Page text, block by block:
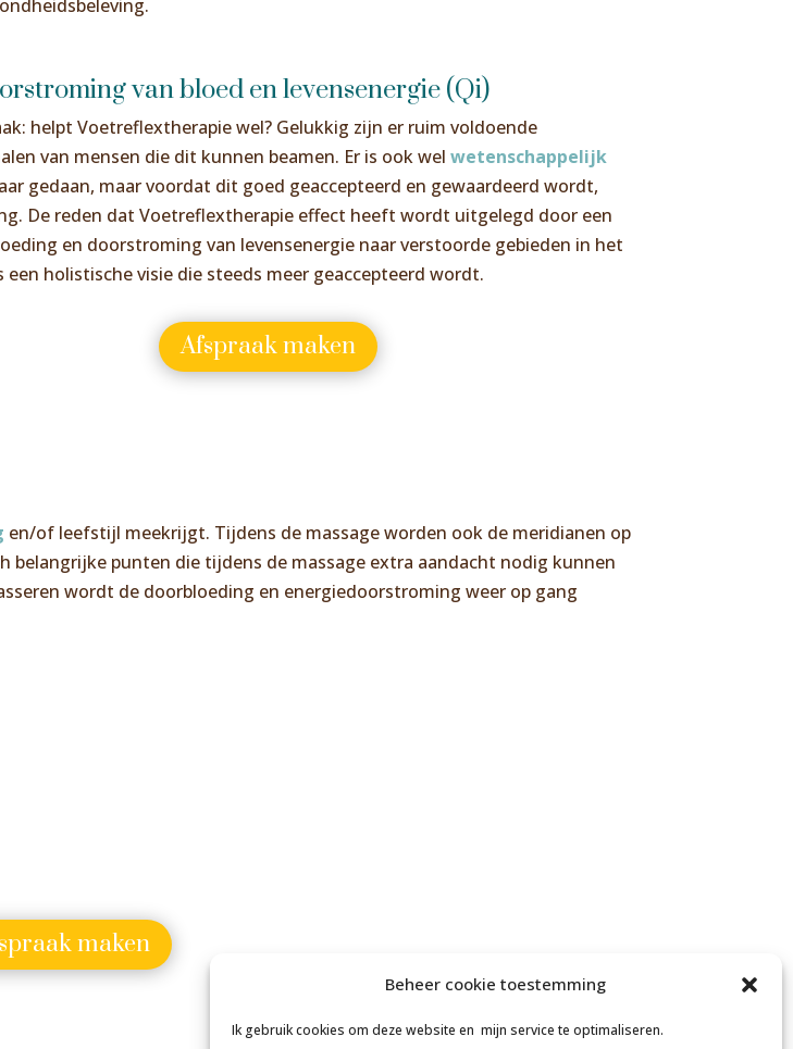
Beheer cookie toestemming
Ik gebruik cookies om deze website en mijn service te optimaliseren.
van bloed en levensenergie (Qi)
helpt Voetreflextherapie wel? Gelukkig zijn er ruim voldoende
van mensen die dit kunnen beamen. Er is ook wel wetenschappelijk
gedaan, maar voordat dit goed geaccepteerd en gewaardeerd wordt,
De reden dat Voetreflextherapie effect heeft wordt uitgelegd door een
en doorstroming van levensenergie naar verstoorde gebieden in het
een holistische visie die steeds meer geaccepteerd wordt.
Afspraak maken
en/of leefstijl meekrijgt. Tijdens de massage worden ook de meridianen op
belangrijke punten die tijdens de massage extra aandacht nodig kunnen
wordt de doorbloeding en energiedoorstroming weer op gang
maken